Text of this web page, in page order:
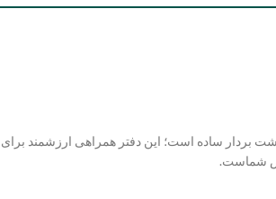
بردار ساده است؛ این دفتر همراهی ارزشمند
شماست.